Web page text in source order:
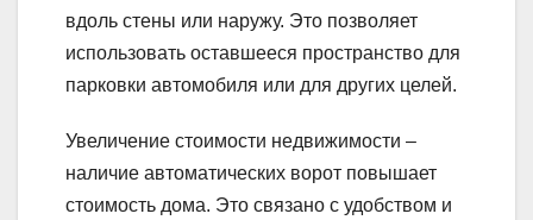
вдоль стены или наружу. Это позволяет
использовать оставшееся пространство для
парковки автомобиля или для других целей.
Увеличение стоимости недвижимости –
наличие автоматических ворот повышает
стоимость дома. Это связано с удобством и